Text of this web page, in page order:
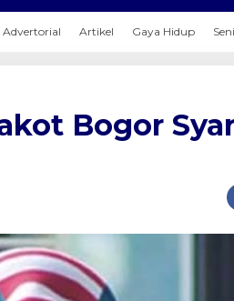
Advertorial Artikel Gaya Hidup
Bogor